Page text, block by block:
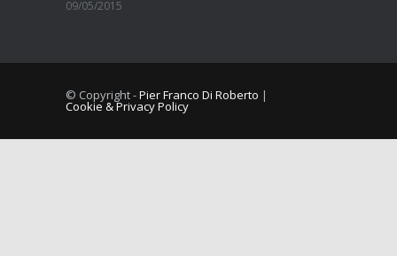
09/05/2015
Comorbilità tra dolore muscolo scheletrico cronico e
10/09/2014
© Copyright -Pier Franco Di Roberto |
Cookie & Privacy Policy